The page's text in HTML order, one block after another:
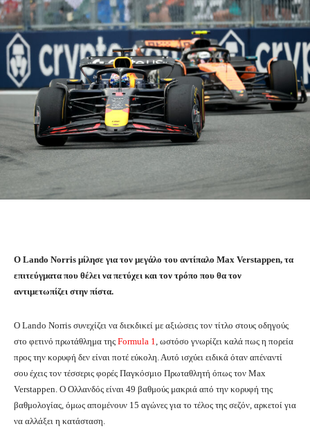
Ο Lando Norris μίλησε για τον μεγάλο του αντίπαλο Max Verstappen, τα
επιτεύγματα που θέλει να πετύχει και τον τρόπο που θα τον
αντιμετωπίζει στην πίστα.
Ο Lando Norris συνεχίζει να διεκδικεί με αξιώσεις τον τίτλο στους οδηγούς
στο φετινό πρωτάθλημα της Formula 1 , ωστόσο γνωρίζει καλά πως η πορεία
προς την κορυφή δεν είναι ποτέ εύκολη. Αυτό ισχύει ειδικά όταν απέναντί
σου έχεις τον τέσσερις φορές Παγκόσμιο Πρωταθλητή όπως τον Max
Verstappen. Ο Ολλανδός είναι 49 βαθμούς μακριά από την κορυφή της
βαθμολογίας, όμως απομένουν 15 αγώνες για το τέλος της σεζόν, αρκετοί για
να αλλάξει η κατάσταση.